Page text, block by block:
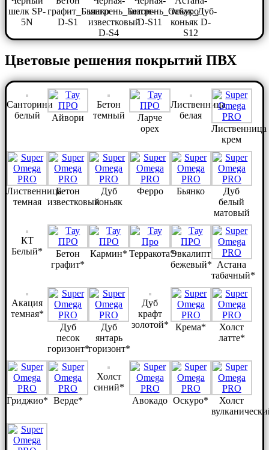
шелк SP-
5N
графит_Бьянко
D-S1
шагрень_Бетон-
известковый
D-S4
шагрень_Оскуро
D-S11
табак_Дуб-
коньяк D-
S12
Цветовые решения покрытий ПВХ
Санторини
белый
Айвори
Бетон
темный
Ларче
орех
Лиственница
белая
Лиственница
крем
Лиственница
темная
Бетон
известковый
Дуб
коньяк
Ферро Бьянко
Дуб
белый
матовый
КТ
Белый*
Бетон
графит*
Кармин* Терракота*Эвкалипт
бежевый* Астана
табачный*
Акация
темная*
Дуб
песок
горизонт*
Дуб
янтарь
горизонт*
Дуб
крафт
золотой*
Крема*
Холст
латте*
Гриджио* Верде*
Холст
синий*
Авокадо Оскуро*
Холст